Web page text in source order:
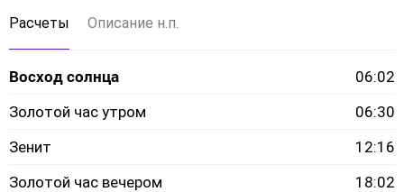
Расчеты Описание н.п.
Восход солнца
06:02
Золотой час утром
06:30
Зенит
12:16
Золотой час вечером
18:02